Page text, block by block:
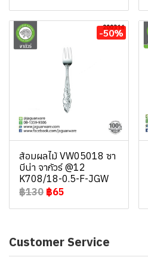
-50%
ส้อมผลไม้ VW05018 ซา
บีน่า จากัวร์ @12
K708/18-0.5-F-JGW
฿130 ฿65
Customer Service